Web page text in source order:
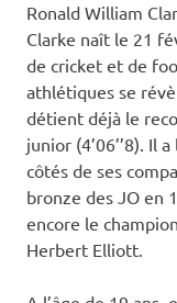
Ronald William
Clarke naît le 21
de cricket et de
athlétiques se
détient déjà le
junior (4’06’’8). Il
côtés de ses
bronze des JO en
encore le
Herbert Elliott.